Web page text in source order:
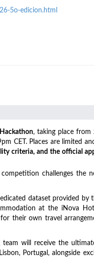
5o-edicion.html
, taking place from
CET. Places are limited
criteria, and the official
challenges the
dataset provided by
at the iNova
their own travel
will receive the
Portugal, alongside